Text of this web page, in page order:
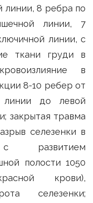
линии, 8 ребра по
линии, 7
линии, с
ткани груди в
в
8-10 ребер от
линии до левой
закрытая травма
селезенки в
развитием
полости 1050
крови),
селезенки;